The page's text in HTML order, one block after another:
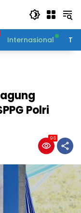
Internasional
Polri
96